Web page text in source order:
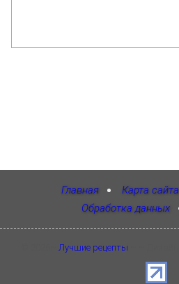
Главная Карта сайта
Обработка данных
Лучшие рецепты